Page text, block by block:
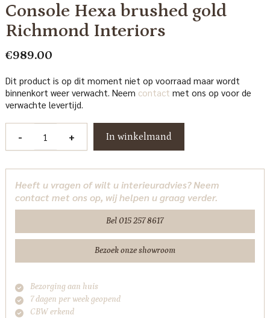
Console Hexa brushed gold
Richmond Interiors
€989.00
Dit product is op dit moment niet op voorraad maar wordt
binnenkort weer verwacht. Neem contact met ons op voor de
verwachte levertijd.
-
gold
Richmond
Interiors
+ In winkelmand
Heeft u vragen of wilt u interieuradvies? Neem
contact met ons op, wij helpen u graag verder.
Bel 015 257 8617
Bezoek onze showroom
Bezorging aan huis
7 dagen per week geopend
CBW erkend